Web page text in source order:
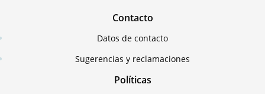
Contacto
Datos de contacto
Sugerencias y reclamaciones
Políticas